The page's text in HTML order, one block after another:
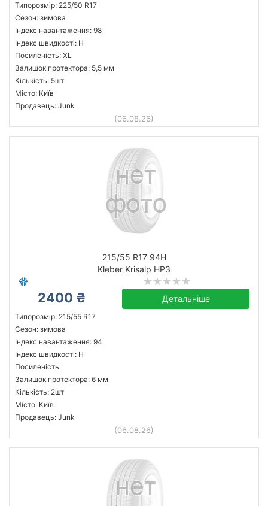
Типорозмір: 225/50 R17
Сезон: зимова
Індекс навантаження: 98
Індекс швидкості: H
Посиленість: XL
Залишок протектора: 5,5 мм
Кількість: 5шт
Місто: Київ
Продавець: Junk
(06.08.26)
215/55 R17 94H
Kleber Krisalp HP3
2400 ₴ Детальніше
Типорозмір: 215/55 R17
Сезон: зимова
Індекс навантаження: 94
Індекс швидкості: H
Посиленість:
Залишок протектора: 6 мм
Кількість: 2шт
Місто: Київ
Продавець: Junk
(06.08.26)